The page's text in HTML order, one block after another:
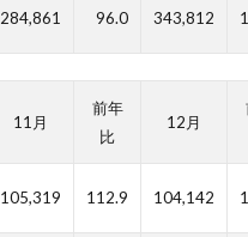
284,861 96.0 343,812
11月
前年
比
12月
105,319 112.9 104,142